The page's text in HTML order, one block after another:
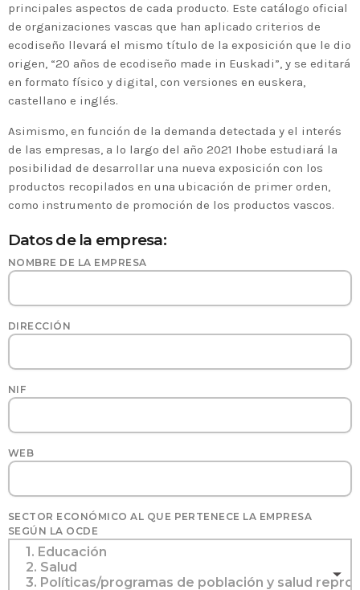
El Basque Ecodesign Meeting
2020 celebrará en Bilbao los 20
años de liderazgo en innovación
medioambiental de las empresas
vascas
principales aspectos de cada producto. Este catálogo oficial
de organizaciones vascas que han aplicado criterios de
ecodiseño llevará el mismo título de la exposición que le dio
origen, “20 años de ecodiseño made in Euskadi”, y se editará
en formato físico y digital, con versiones en euskera,
castellano e inglés.
Asimismo, en función de la demanda detectada y el interés
de las empresas, a lo largo del año 2021 Ihobe estudiará la
posibilidad de desarrollar una nueva exposición con los
productos recopilados en una ubicación de primer orden,
como instrumento de promoción de los productos vascos.
Datos de la empresa:
NOMBRE DE LA EMPRESA
DIRECCIÓN
NIF
WEB
SECTOR ECONÓMICO AL QUE PERTENECE LA EMPRESA
SEGÚN LA OCDE